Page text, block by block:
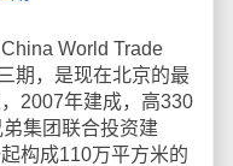
World Trade
期，是现在北京的最
2007年建成，高330
集团联合投资建
构成110万平方米的